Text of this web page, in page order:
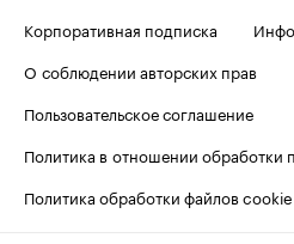
Корпоративная подписка
О соблюдении авторских прав
Пользовательское соглашение
Политика в отношении обработки
Политика обработки файлов cookie